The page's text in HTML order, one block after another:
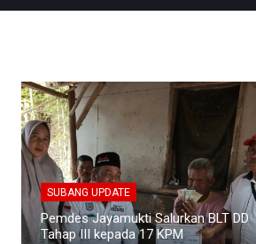
SUBANG UPDATE
Kasus Narkoba di Subang Meningkat,
PANI Latih 150 Relawan Penyuluh
Anti Narkoba